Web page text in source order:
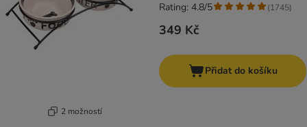
2 možností
349 Kč
Rating: 4.8/5 (1745)
Přidat do košíku